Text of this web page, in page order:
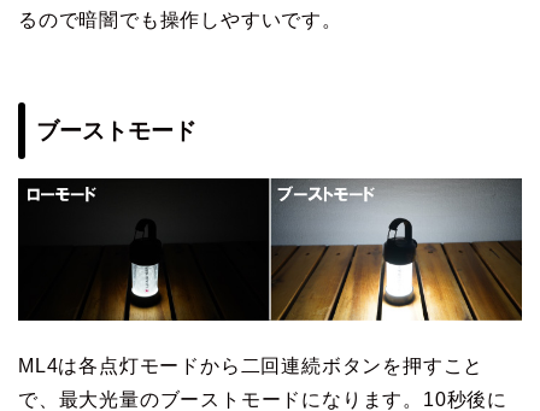
るので暗闇でも操作しやすいです。
ブーストモード
ML4は各点灯モードから二回連続ボタンを押すこと
で、最大光量のブーストモードになります。10秒後に